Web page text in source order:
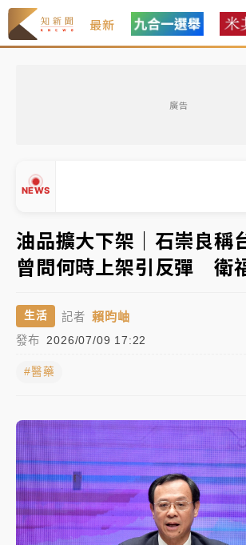
最新
廣告
NEWS
「白海豚」雨炸新北！通報109件災情
損最多
白海豚挾豪雨狂炸新北！時雨量破百
砸落毀車
最好玩的父親節！「爸氣集合」出發
強風長浪襲馬祖！「白海豚」逼近劃
水觀浪恐重罰失血
日職｜
林安可狀態正好卻因左膝疼
「好事多磨」
韓股最壞時期已過？大摩估去槓桿完
至2個月低
「白海豚」雨炸新北！通報109件災
▲
油品擴大下架｜石崇良稱
曾問何時上架引反彈 衛
生活 記者 賴昀岫
發布 2026/07/09 17:22
#醫藥